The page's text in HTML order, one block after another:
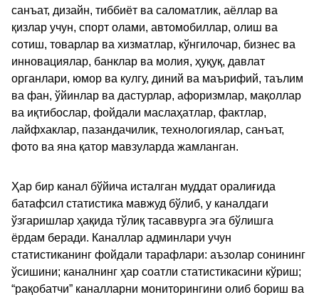
санъат, дизайн, тиббиёт ва саломатлик, аёллар ва
қизлар учун, спорт олами, автомобиллар, олиш ва
сотиш, товарлар ва хизматлар, кўнгилочар, бизнес ва
инновациялар, банклар ва молия, ҳуқуқ, давлат
органлари, юмор ва кулгу, диний ва маърифий, таълим
ва фан, ўйинлар ва дастурлар, афоризмлар, мақоллар
ва иқтибослар, фойдали маслаҳатлар, фактлар,
лайфхаклар, пазандачилик, технологиялар, санъат,
фото ва яна қатор мавзуларда жамланган.
Ҳар бир канал бўйича исталган муддат оралиғида
батафсил статистика мавжуд бўлиб, у каналдаги
ўзгаришлар ҳақида тўлиқ тасаввурга эга бўлишга
ёрдам беради. Каналлар админлари учун
статистиканинг фойдали тарафлари: аъзолар сонининг
ўсишини; каналнинг ҳар соатли статистикасини кўриш;
“рақобатчи” каналларни мониторингини олиб бориш ва